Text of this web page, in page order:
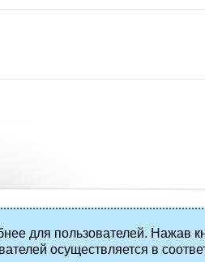
для пользователей. Нажав
осуществляется в